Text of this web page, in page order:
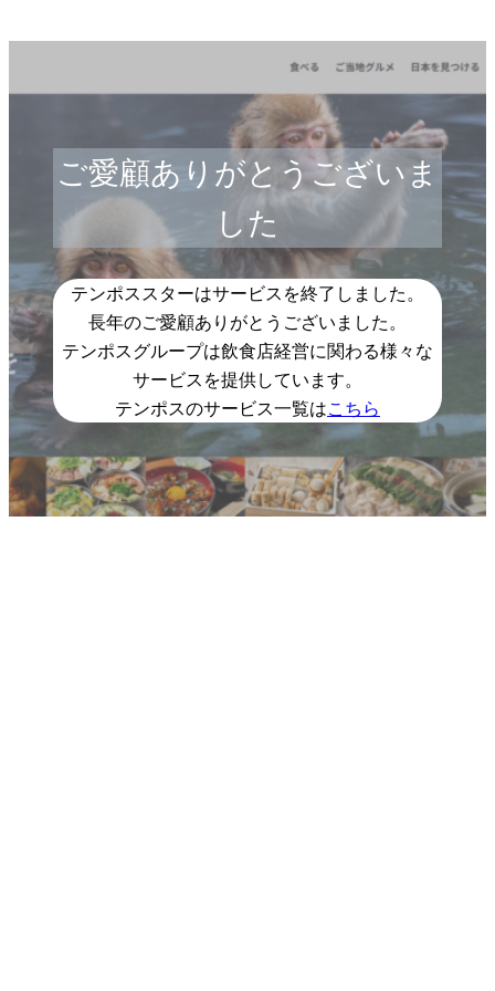
ご愛顧ありがとうございま
した
テンポススターはサービスを終了しました。
長年のご愛顧ありがとうございました。
テンポスグループは飲食店経営に関わる様々な
サービスを提供しています。
テンポスのサービス一覧はこちら